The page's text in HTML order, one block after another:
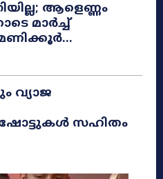
ആളെണ്ണം
മാർച്ച്
വ്യാജ
സഹിതം